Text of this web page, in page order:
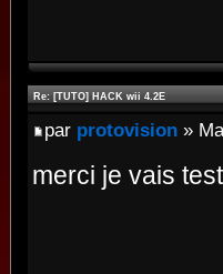
Re: [TUTO] HACK wii 4.2E
par protovision »
merci je vais